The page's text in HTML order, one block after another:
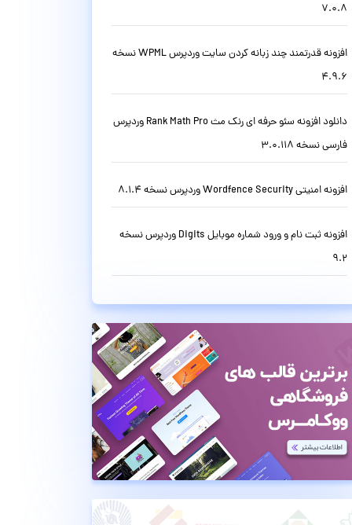
7.0.8
افزونه قدرتمند چند زبانه کردن سایت وردپرس WPML نسخه
4.9.6
دانلود افزونه سئو حرفه ای رنک مث Rank Math Pro وردپرس
فارسی نسخه 3.0.118
افزونه امنیتی Wordfence Security وردپرس نسخه 8.1.4
افزونه ثبت نام و ورود شماره موبایل Digits وردپرس نسخه
9.2